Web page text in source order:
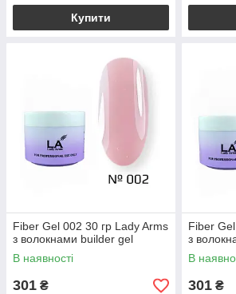
Купити
Fiber Gel 002 30 гр Lady Arms
з волокнами builder gel
В наявності
301 ₴
Fiber
з
В
301 ₴